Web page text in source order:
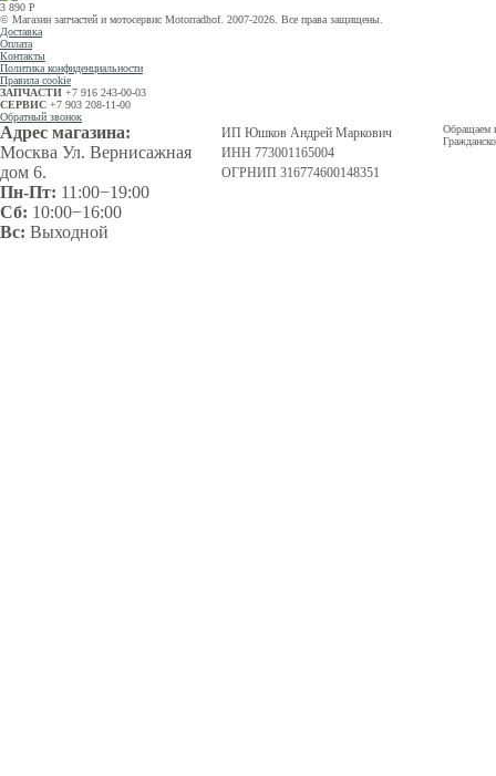
3 890 Р
© Магазин запчастей и мотосервис Motorradhof. 2007-2026. Все права защищены.
Доставка
Оплата
Контакты
Политика конфиденциальности
Правила cookie
ЗАПЧАСТИ +7 916 243-00-03
СЕРВИС +7 903 208-11-00
Обратный звонок
Адрес магазина:
Москва Ул. Вернисажная
дом 6.
Пн-Пт: 11:00−19:00
Сб: 10:00−16:00
Вс: Выходной
ИП Юшков Андрей Маркович
ИНН 773001165004
ОГРНИП 316774600148351
Обращаем